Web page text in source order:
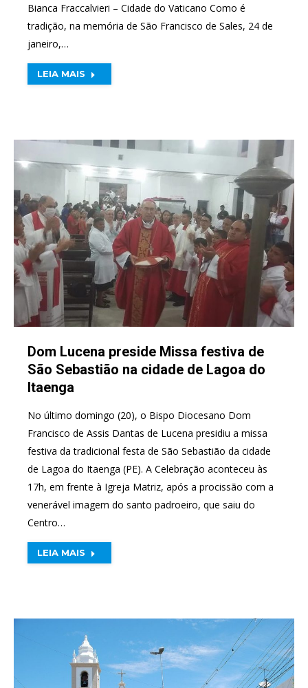
Bianca Fraccalvieri – Cidade do Vaticano Como é
tradição, na memória de São Francisco de Sales, 24 de
janeiro,…
LEIA MAIS
Dom Lucena preside Missa festiva de
São Sebastião na cidade de Lagoa do
Itaenga
No último domingo (20), o Bispo Diocesano Dom
Francisco de Assis Dantas de Lucena presidiu a missa
festiva da tradicional festa de São Sebastião da cidade
de Lagoa do Itaenga (PE). A Celebração aconteceu às
17h, em frente à Igreja Matriz, após a procissão com a
venerável imagem do santo padroeiro, que saiu do
Centro…
LEIA MAIS